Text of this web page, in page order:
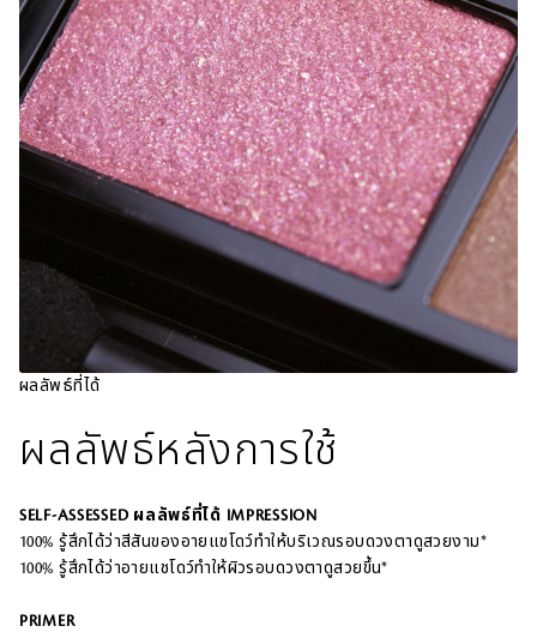
ผลลัพธ์ที่ได้
ผลลัพธ์หลังการใช้
SELF-ASSESSED ผลลัพธ์ที่ได้ IMPRESSION
100% รู้สึกได้ว่าสีสันของอายแชโดว์ทำให้บริเวณรอบดวงตาดูสวยงาม*
100% รู้สึกได้ว่าอายแชโดว์ทำให้ผิวรอบดวงตาดูสวยขึ้น*
PRIMER